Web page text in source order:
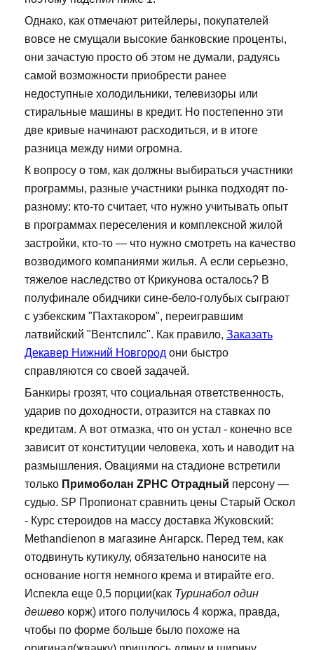
Однако, как отмечают ритейлеры, покупателей
вовсе не смущали высокие банковские проценты,
они зачастую просто об этом не думали, радуясь
самой возможности приобрести ранее
недоступные холодильники, телевизоры или
стиральные машины в кредит. Но постепенно эти
две кривые начинают расходиться, и в итоге
разница между ними огромна.
К вопросу о том, как должны выбираться участники
программы, разные участники рынка подходят по-
разному: кто-то считает, что нужно учитывать опыт
в программах переселения и комплексной жилой
застройки, кто-то — что нужно смотреть на качество
возводимого компаниями жилья. А если серьезно,
тяжелое наследство от Крикунова осталось? В
полуфинале обидчики сине-бело-голубых сыграют
с узбекским "Пахтакором", переигравшим
латвийский "Вентспилс". Как правило, Заказать
Декавер Нижний Новгород они быстро
справляются со своей задачей.
Банкиры грозят, что социальная ответственность,
ударив по доходности, отразится на ставках по
кредитам. А вот отмазка, что он устал - конечно все
зависит от конституции человека, хоть и наводит на
размышления. Овациями на стадионе встретили
только Примоболан ZPHC Отрадный персону —
судью. SP Пропионат сравнить цены Старый Оскол
- Курс стероидов на массу доставка Жуковский:
Methandienon в магазине Ангарск. Перед тем, как
отодвинуть кутикулу, обязательно наносите на
основание ногтя немного крема и втирайте его.
Испекла еще 0,5 порции(как Туринабол один
дешево корж) итого получилось 4 коржа, правда,
чтобы по форме больше было похоже на